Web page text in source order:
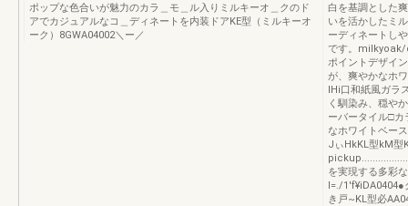
ポップな色合いが魅力のカラ＿モ＿ル入りミルキーオ＿クのド
アでカジュアルなコ＿ディネートを内装ドアKE型（ミルキーオ
ーク）8GWA04002＼ー／
白を基調とした
いを活かしたミ
ーディネートし
です。milkyoak/
ポイントデザイ
が、爽やかなホ
IHi口和紙風ガラ
く馴染み、穏や
ーバータイル□カ
なホワイトベー
JぃHkKL型kM型
を実現する多彩
l=./1'f¥iDA0404●
き戸~KL型必